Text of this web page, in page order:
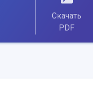
Скачать
PDF